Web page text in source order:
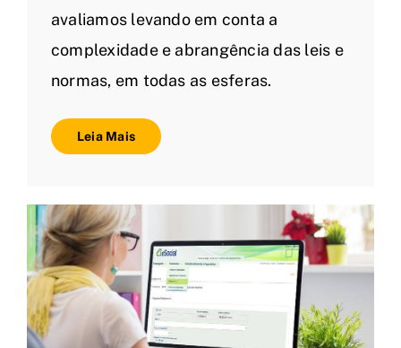
avaliamos levando em conta a
complexidade e abrangência das leis e
normas, em todas as esferas.
Leia Mais